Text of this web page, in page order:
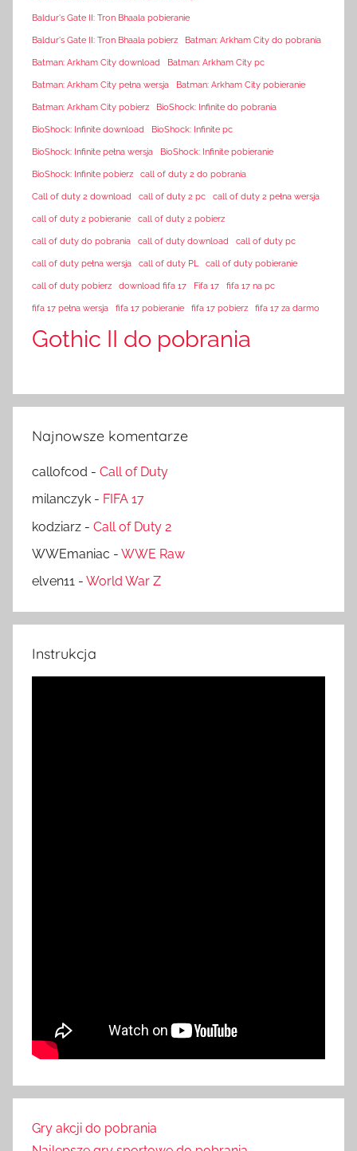
Baldur's Gate II: Tron Bhaala pobieranie
Baldur's Gate II: Tron Bhaala pobierz Batman: Arkham City do pobrania
Batman: Arkham City download Batman: Arkham City pc
Batman: Arkham City pełna wersja Batman: Arkham City pobieranie
Batman: Arkham City pobierz BioShock: Infinite do pobrania
BioShock: Infinite download BioShock: Infinite pc
BioShock: Infinite pełna wersja BioShock: Infinite pobieranie
BioShock: Infinite pobierz call of duty 2 do pobrania
Call of duty 2 download call of duty 2 pc call of duty 2 pełna wersja
call of duty 2 pobieranie call of duty 2 pobierz
call of duty do pobrania call of duty download call of duty pc
call of duty pełna wersja call of duty PL call of duty pobieranie
call of duty pobierz download fifa 17 Fifa 17 fifa 17 na pc
fifa 17 pełna wersja fifa 17 pobieranie fifa 17 pobierz fifa 17 za darmo
Gothic II do pobrania
Najnowsze komentarze
callofcod - Call of Duty
milanczyk - FIFA 17
kodziarz - Call of Duty 2
WWEmaniac - WWE Raw
elven11 - World War Z
Instrukcja
Gry akcji do pobrania